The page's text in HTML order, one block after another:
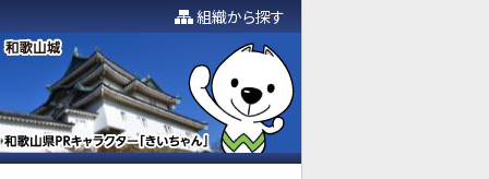
組織から探す